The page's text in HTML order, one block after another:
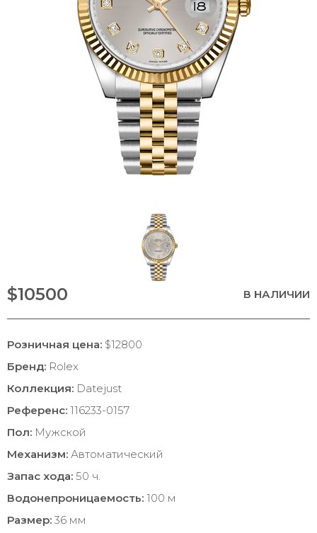
$10500 В НАЛИЧИИ
Розничная цена: $12800
Бренд: Rolex
Коллекция: Datejust
Референс: 116233-0157
Пол: Мужской
Механизм: Автоматический
Запас хода: 50 ч.
Водонепроницаемость: 100 м
Размер: 36 мм